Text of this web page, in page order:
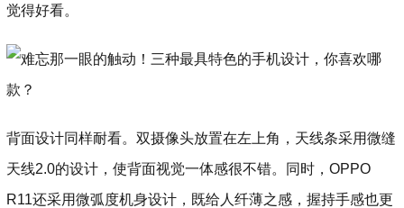
觉得好看。
背面设计同样耐看。双摄像头放置在左上角，天线条采用微缝
天线2.0的设计，使背面视觉一体感很不错。同时，OPPO
R11还采用微弧度机身设计，既给人纤薄之感，握持手感也更